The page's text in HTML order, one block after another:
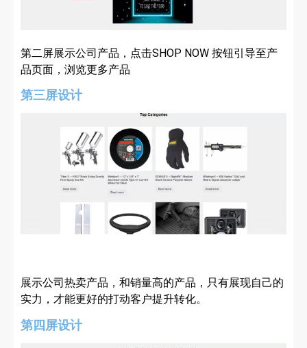
第二屏展示公司产品，点击SHOP NOW 按钮引导至产
品页面，浏览更多产品
第三屏设计
展示公司热卖产品，和销量高的产品，只有展现自己的
实力，才能更好的打动客户提升转化。
第四屏设计